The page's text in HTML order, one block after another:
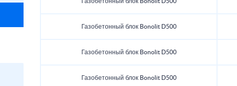
Газобетонный блок Bonolit D500
Газобетонный блок Bonolit D500
Газобетонный блок Bonolit D500